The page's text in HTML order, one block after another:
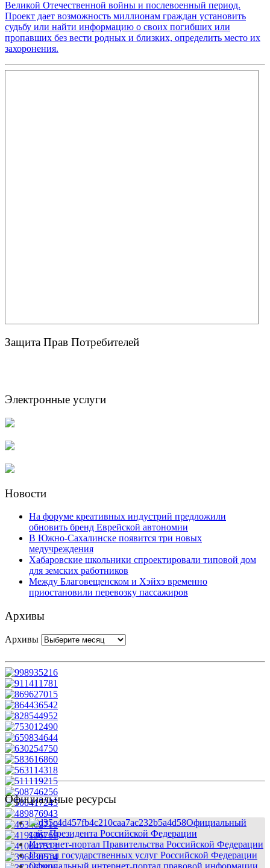
Защита Прав Потребителей
Электронные услуги
Новости
На форуме креативных индустрий предложили
обновить бренд Еврейской автономии
В Южно-Сахалинске появится три новых
медучреждения
Хабаровские школьники спроектировали типовой дом
для земских работников
Между Благовещенском и Хэйхэ временно
приостановили перевозку пассажиров
Архивы
Архивы
Официальные ресурсы
Официальный
сайт Президента Российской Федерации
Интернет-портал Правительства Российской Федерации
Портал государственных услуг Российской Федерации